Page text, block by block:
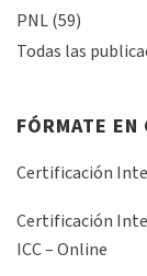
PNL(59)
Todas las
FÓRMATE EN
Certificación
Certificación
ICC – Online